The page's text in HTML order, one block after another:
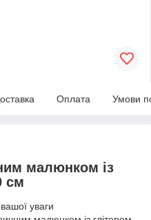
Оплата Умови
малюнком із
см
уваги